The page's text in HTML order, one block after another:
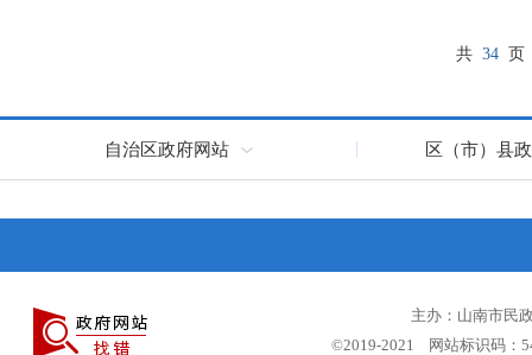
共 34 页
自治区政府网站 区（市）县
主办：山南市民
©2019-2021 网站标识码：